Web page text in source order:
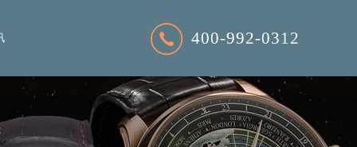
400-992-0312